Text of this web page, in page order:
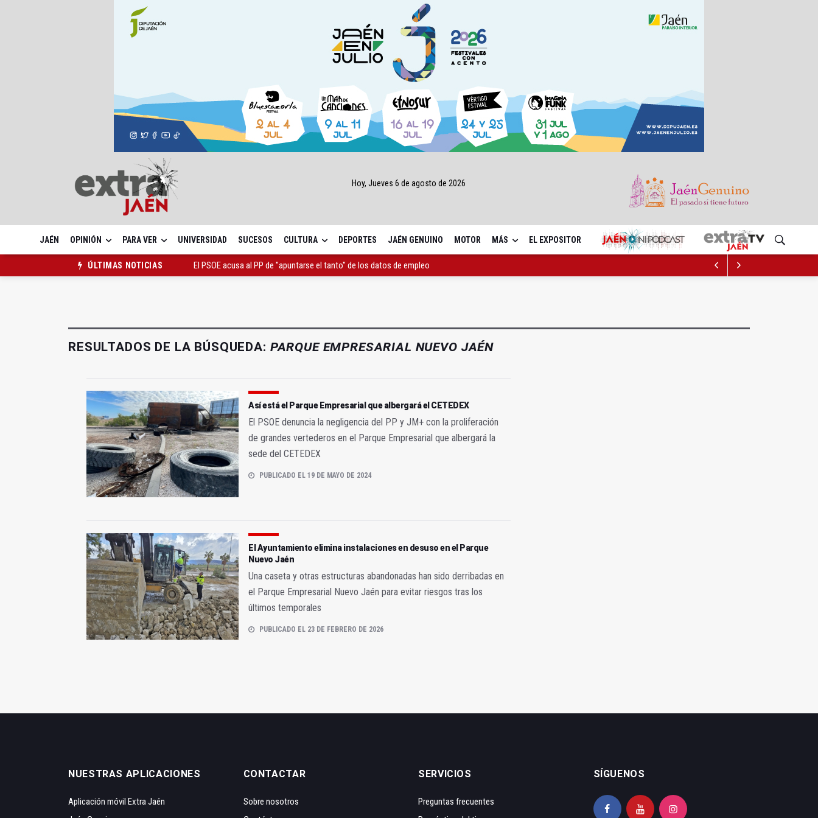
Hoy, Jueves 6 de agosto de 2026
JAÉN OPINIÓN PARA VER UNIVERSIDAD SUCESOS CULTURA DEPORTES JAÉN GENUINO MOTOR MÁS EL EXPOSITOR
ÚLTIMAS NOTICIAS
El PSOE acusa al PP de "apuntarse el tanto" de los datos de empleo
El Centro Andaluz de las Letras trae a Jaén al filósofo Omar Linares
RESULTADOS DE LA BÚSQUEDA: PARQUE EMPRESARIAL NUEVO JAÉN
Así está el Parque Empresarial que albergará el CETEDEX
El PSOE denuncia la negligencia del PP y JM+ con la proliferación
de grandes vertederos en el Parque Empresarial que albergará la
sede del CETEDEX
PUBLICADO EL 19 DE MAYO DE 2024
El Ayuntamiento elimina instalaciones en desuso en el Parque
Nuevo Jaén
Una caseta y otras estructuras abandonadas han sido derribadas en
el Parque Empresarial Nuevo Jaén para evitar riesgos tras los
últimos temporales
PUBLICADO EL 23 DE FEBRERO DE 2026
NUESTRAS APLICACIONES
Aplicación móvil Extra Jaén
CONTACTAR
Sobre nosotros
SERVICIOS
Preguntas frecuentes
SÍGUENOS